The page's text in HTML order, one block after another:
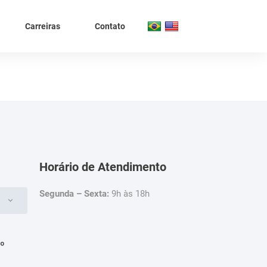
Carreiras Contato
Horário de Atendimento
Segunda – Sexta: 9h às 18h